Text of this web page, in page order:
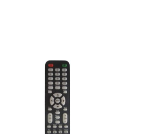
Τηλεχειριστήριο DC-12
14,90€
Τηλεχειριστήριο